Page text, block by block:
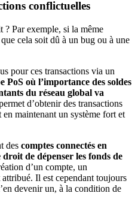
conflictuelles
? Par exemple, si la même
cela soit dû à un bug ou à une
pour ces transactions via un
PoS où l’importance des soldes
du réseau global va
d’obtenir des transactions
maintenant un système fort et
des comptes connectés en
droit de dépenser les fonds de
d’un compte, un
Il est cependant toujours
devenir un, à la condition de